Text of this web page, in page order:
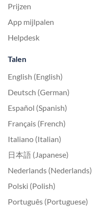
Prijzen
App mijlpalen
Helpdesk
Talen
English (English)
Deutsch (German)
Español (Spanish)
Français (French)
Italiano (Italian)
日本語 (Japanese)
Nederlands (Nederlands)
Polski (Polish)
Português (Portuguese)